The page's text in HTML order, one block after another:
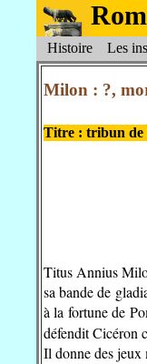
Histoire Les
Milon : ?,
Titre : tribun de
Titus Annius
sa bande de
à la fortune de
défendit Cicéron
Il donne des jeux